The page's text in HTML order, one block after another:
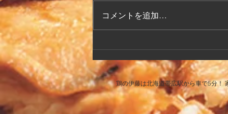
改装工事を行なっております。
つきましては、FAXでのご注文の
ます。 ご注文はに関しましては
お電話にてお願い致します。
コメントを追加…
鶏の伊藤は北海道帯広駅から車で5分！